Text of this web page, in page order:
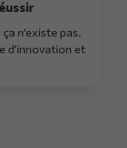
n’existe pas.
d’innovation et